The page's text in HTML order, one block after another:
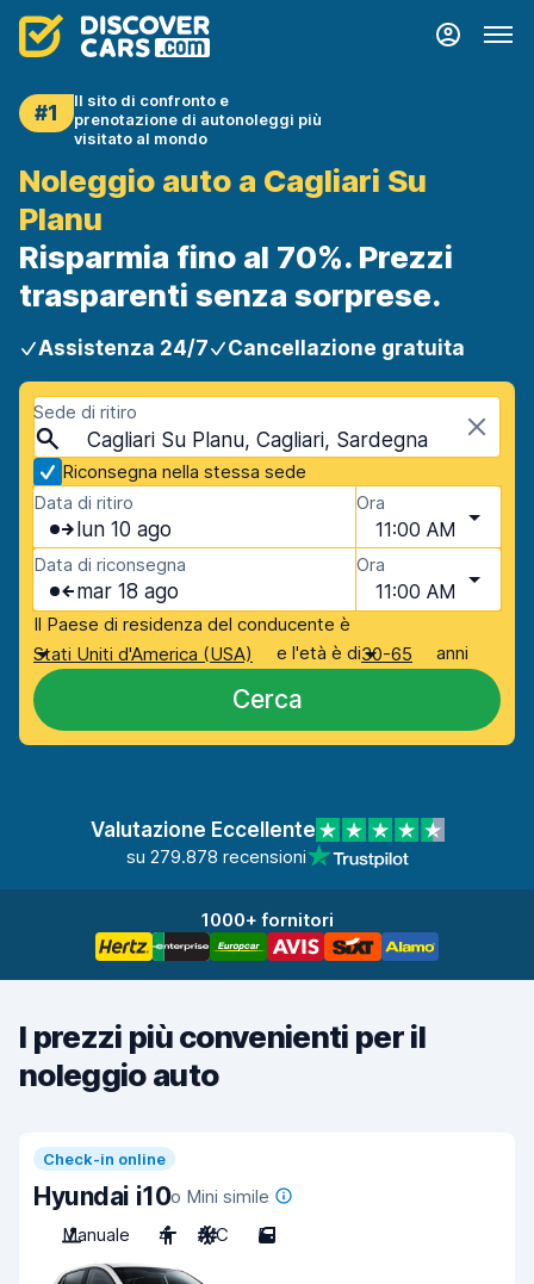
#1
Il sito di confronto e
prenotazione di autonoleggi più
visitato al mondo
Noleggio auto a Cagliari Su
Planu
Risparmia fino al 70%. Prezzi
trasparenti senza sorprese.
Assistenza 24/7 Cancellazione gratuita
Sede di ritiro
Cagliari Su Planu, Cagliari, Sardegna
Riconsegna nella stessa sede
Data di ritiro
lun 10 ago
Ora
11:00 AM
Data di riconsegna
mar 18 ago
Ora
11:00 AM
Il Paese di residenza del conducente è
Stati Uniti d'America (USA)
e l'età è di30-65 anni
Cerca
Valutazione Eccellente
su 279.878 recensioni
1000+ fornitori
I prezzi più convenienti per il
noleggio auto
Check-in online
Hyundai i10o Mini simile
Manuale
4 A/C 5